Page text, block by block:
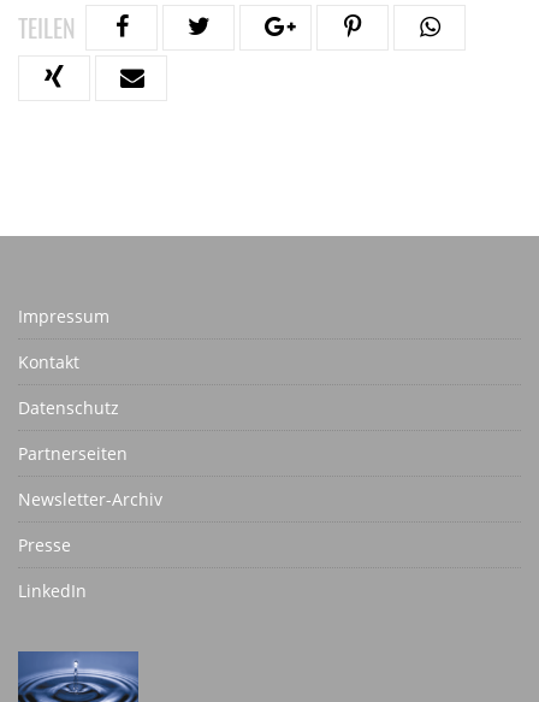
TEILEN
Impressum
Kontakt
Datenschutz
Partnerseiten
Newsletter-Archiv
Presse
LinkedIn